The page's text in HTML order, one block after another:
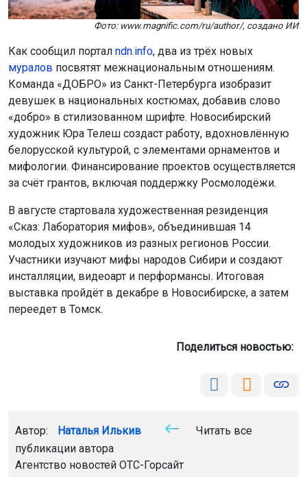
Фото: www.magnific.com/ru/author/, создано ИИ
Как сообщил портал ndn.info, два из трёх новых
муралов посвятят межнациональным отношениям.
Команда «ДОБРО» из Санкт-Петербурга изобразит
девушек в национальных костюмах, добавив слово
«добро» в стилизованном шрифте. Новосибирский
художник Юра Телеш создаст работу, вдохновлённую
белорусской культурой, с элементами орнаментов и
мифологии. Финансирование проектов осуществляется
за счёт грантов, включая поддержку Росмолодёжи.
В августе стартовала художественная резиденция
«Сказ: Лаборатория мифов», объединившая 14
молодых художников из разных регионов России.
Участники изучают мифы народов Сибири и создают
инсталляции, видеоарт и перформансы. Итоговая
выставка пройдёт в декабре в Новосибирске, а затем
переедет в Томск.
Поделиться новостью:
Автор: Наталья Илькив
Читать все
публикации автора
Агентство новостей ОТС-Горсайт